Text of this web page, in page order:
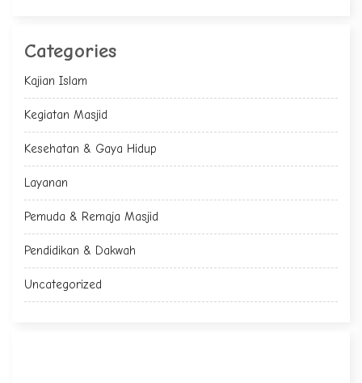
Categories
Kajian Islam
Kegiatan Masjid
Kesehatan & Gaya Hidup
Layanan
Pemuda & Remaja Masjid
Pendidikan & Dakwah
Uncategorized